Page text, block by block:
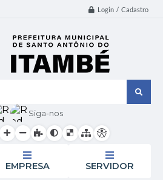
Login / Cadastro
Siga-nos
EMPRESA SERVIDOR